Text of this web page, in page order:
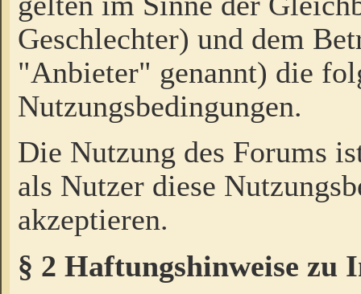
Geschlechter) und dem
"Anbieter" genannt) die
Nutzungsbedingungen.
Die Nutzung des Forums
als Nutzer diese
akzeptieren.
§ 2 Haftungshinweise zu